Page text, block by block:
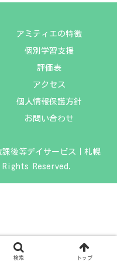
アミティエの特徴
個別学習支援
評価表
アクセス
個人情報保護方針
お問い合わせ
後等デイサービス｜札幌
Reserved.
検索 トップ